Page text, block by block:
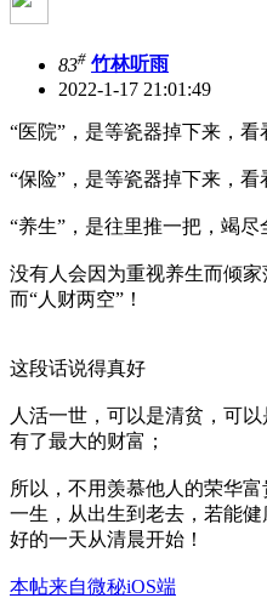
83# 竹林听雨
2022-1-17 21:01:49
“医院”，是等瓷器掉下来，看
“保险”，是等瓷器掉下来，看
“养生”，是往里推一把，竭尽
没有人会因为重视养生而倾
而“人财两空”！
这段话说得真好
人活一世，可以是清贫，可
有了最大的财富；
所以，不用羡慕他人的荣华
一生，从出生到老去，若能
好的一天从清晨开始！
本帖来自微秘iOS端